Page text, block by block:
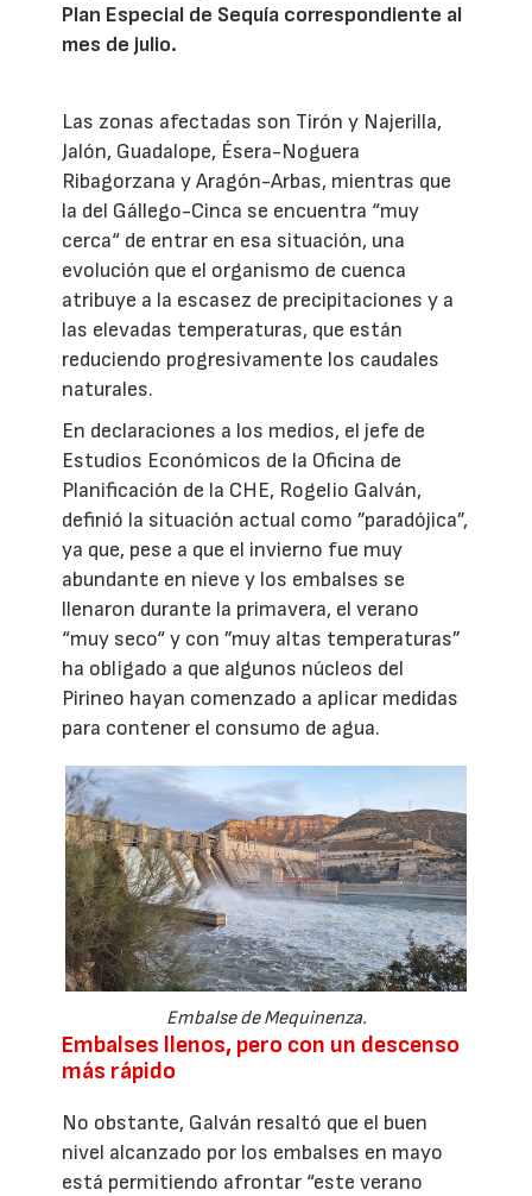
Plan Especial de Sequía correspondiente al
mes de julio.
Las zonas afectadas son Tirón y Najerilla,
Jalón, Guadalope, Ésera-Noguera
Ribagorzana y Aragón-Arbas, mientras que
la del Gállego-Cinca se encuentra “muy
cerca“ de entrar en esa situación, una
evolución que el organismo de cuenca
atribuye a la escasez de precipitaciones y a
las elevadas temperaturas, que están
reduciendo progresivamente los caudales
naturales.
En declaraciones a los medios, el jefe de
Estudios Económicos de la Oficina de
Planificación de la CHE, Rogelio Galván,
definió la situación actual como ”paradójica”,
ya que, pese a que el invierno fue muy
abundante en nieve y los embalses se
llenaron durante la primavera, el verano
“muy seco“ y con ”muy altas temperaturas”
ha obligado a que algunos núcleos del
Pirineo hayan comenzado a aplicar medidas
para contener el consumo de agua.
Embalse de Mequinenza.
Embalses llenos, pero con un descenso
más rápido
No obstante, Galván resaltó que el buen
nivel alcanzado por los embalses en mayo
está permitiendo afrontar “este verano